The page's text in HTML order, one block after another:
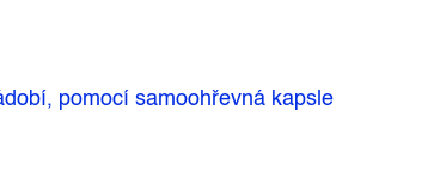
pomocí samoohřevná kapsle